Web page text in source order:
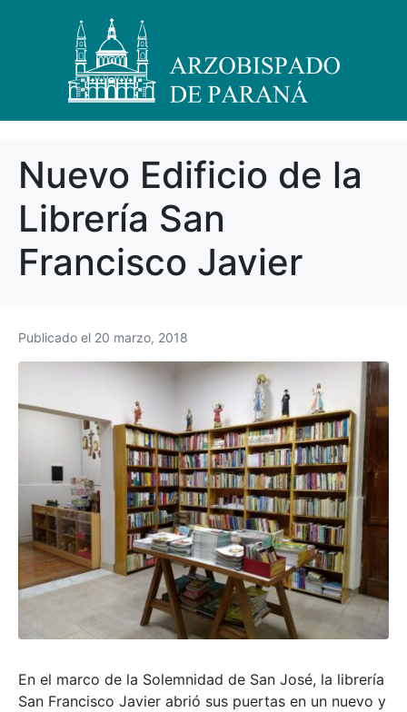
Nuevo Edificio de la
Librería San
Francisco Javier
Publicado el 20 marzo, 2018
En el marco de la Solemnidad de San José, la librería
San Francisco Javier abrió sus puertas en un nuevo y